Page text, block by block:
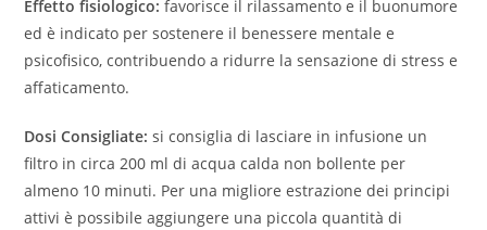
Effetto fisiologico:favorisce il rilassamento e il buonumore
ed è indicato per sostenere il benessere mentale e
psicofisico, contribuendo a ridurre la sensazione di stress e
affaticamento.
Dosi Consigliate:si consiglia di lasciare in infusione un
filtro in circa 200 ml di acqua calda non bollente per
almeno 10 minuti. Per una migliore estrazione dei principi
attivi è possibile aggiungere una piccola quantità di